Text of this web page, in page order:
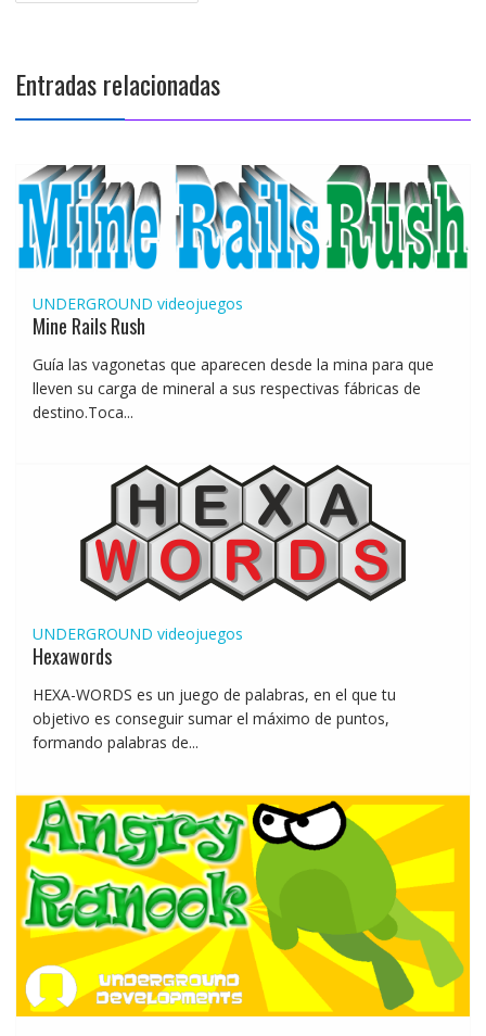
Entradas relacionadas
UNDERGROUND videojuegos
Mine Rails Rush
Guía las vagonetas que aparecen desde la mina para que
lleven su carga de mineral a sus respectivas fábricas de
destino.Toca...
UNDERGROUND videojuegos
Hexawords
HEXA-WORDS es un juego de palabras, en el que tu
objetivo es conseguir sumar el máximo de puntos,
formando palabras de...